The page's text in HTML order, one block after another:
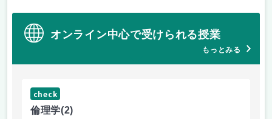
オンライン中心で受けられる授業
もっとみる
check
倫理学(2)